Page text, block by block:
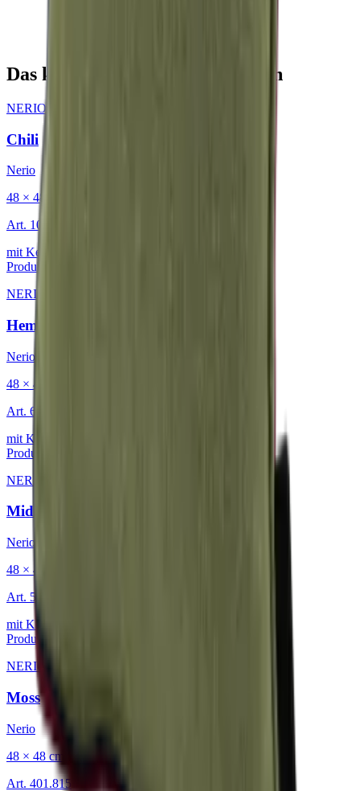
Das könnte Sie auch interessieren
NERIO · Oceana
Chili
Nerio
48 × 48 cm
Art. 101.818
mit Keder
Produkt ansehen
NERIO · Oceana
Hemp
Nerio
48 × 48 cm
Art. 601.818
mit Keder
Produkt ansehen
NERIO · Oceana
Midnight
Nerio
48 × 48 cm
Art. 501.818
mit Keder
Produkt ansehen
NERIO · Oceana
Moss
Nerio
48 × 48 cm
Art. 401.815